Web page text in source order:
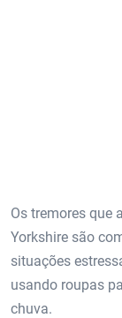
Os tremores que
Yorkshire são
situações
usando roupas
chuva.